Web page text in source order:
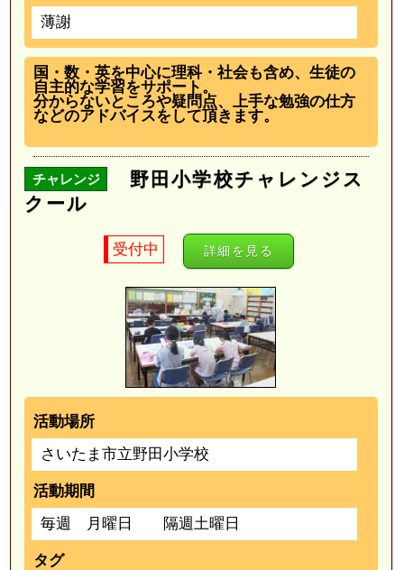
薄謝
国・数・英を中心に理科・社会も含め、生徒の
自主的な学習をサポート。
分からないところや疑問点、上手な勉強の仕方
などのアドバイスをして頂きます。
チャレンジ
野田小学校チャレンジス
クール
受付中 詳細を見る
活動場所
さいたま市立野田小学校
活動期間
毎週 月曜日 隔週土曜日
タグ